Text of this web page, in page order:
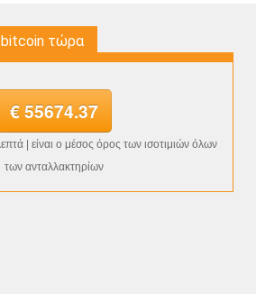
bitcoin τώρα
€ 55674.37
| είναι ο μέσος όρος των ισοτιμιών όλων
των ανταλλακτηρίων